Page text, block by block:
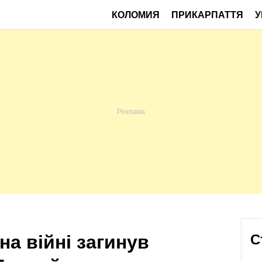
КОЛОМИЯ ПРИКАРПАТТЯ
війні загинув